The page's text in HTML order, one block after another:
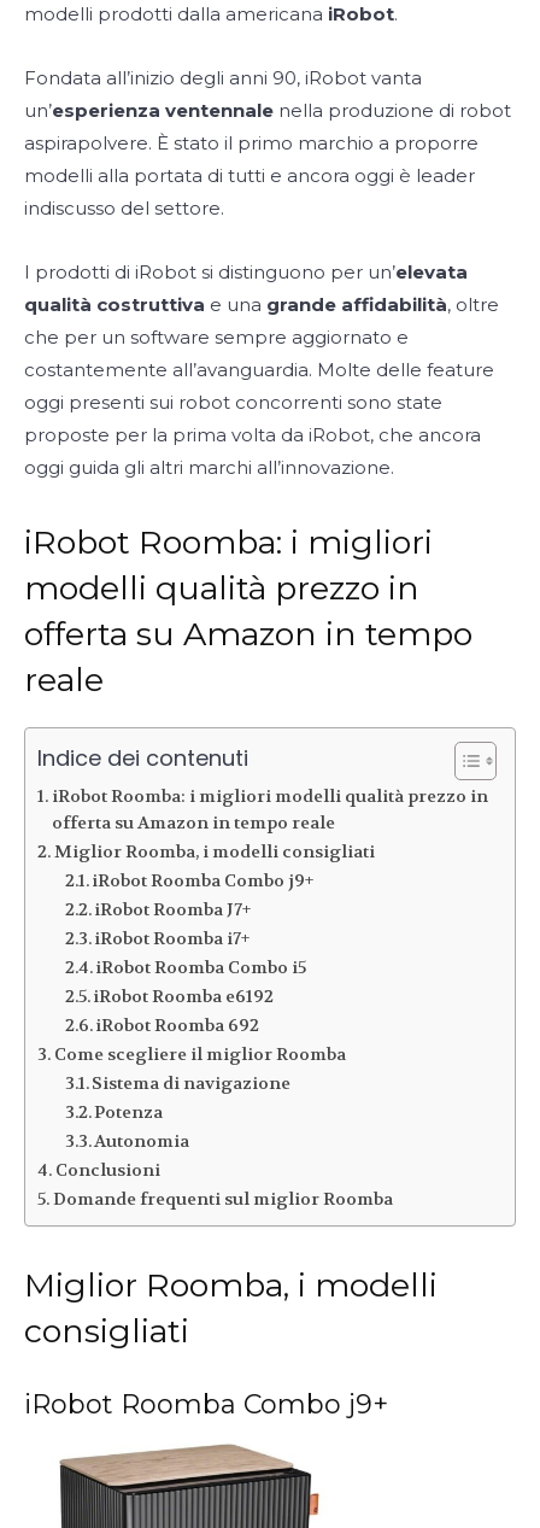
modelli prodotti dalla americana iRobot.
Fondata all’inizio degli anni 90, iRobot vanta
un’esperienza ventennale nella produzione di robot
aspirapolvere. È stato il primo marchio a proporre
modelli alla portata di tutti e ancora oggi è leader
indiscusso del settore.
I prodotti di iRobot si distinguono per un’elevata
qualità costruttiva e una grande affidabilità, oltre
che per un software sempre aggiornato e
costantemente all’avanguardia. Molte delle feature
oggi presenti sui robot concorrenti sono state
proposte per la prima volta da iRobot, che ancora
oggi guida gli altri marchi all’innovazione.
iRobot Roomba: i migliori
modelli qualità prezzo in
offerta su Amazon in tempo
reale
Indice dei contenuti
iRobot Roomba: i migliori modelli qualità prezzo in
offerta su Amazon in tempo reale
Miglior Roomba, i modelli consigliati
iRobot Roomba Combo j9+
iRobot Roomba J7+
iRobot Roomba i7+
iRobot Roomba Combo i5
iRobot Roomba e6192
iRobot Roomba 692
Come scegliere il miglior Roomba
Sistema di navigazione
Potenza
Autonomia
Conclusioni
Domande frequenti sul miglior Roomba
Miglior Roomba, i modelli
consigliati
iRobot Roomba Combo j9+